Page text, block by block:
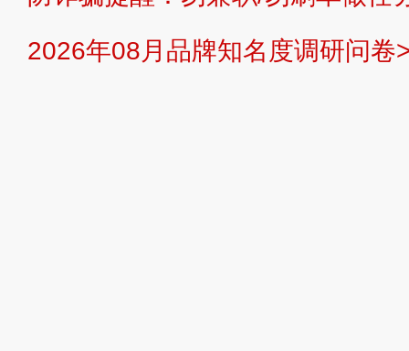
2026年08月品牌知名度调研问卷